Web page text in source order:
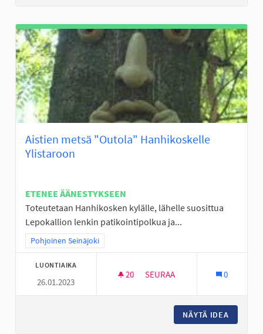
Aistien metsä "Outola" Hanhikoskelle
Ylistaroon
ETENEE ÄÄNESTYKSEEN
Toteutetaan Hanhikosken kylälle, lähelle suosittua
Lepokallion lenkin patikointipolkua ja...
Rajaa tulokset teeman mukaan: Pohjoinen Seinäjoki
Pohjoinen Seinäjoki
LUONTIAIKA
26.01.2023
20 20 SEURAAJAA
SEURAA 0
NÄYTÄ IDEA